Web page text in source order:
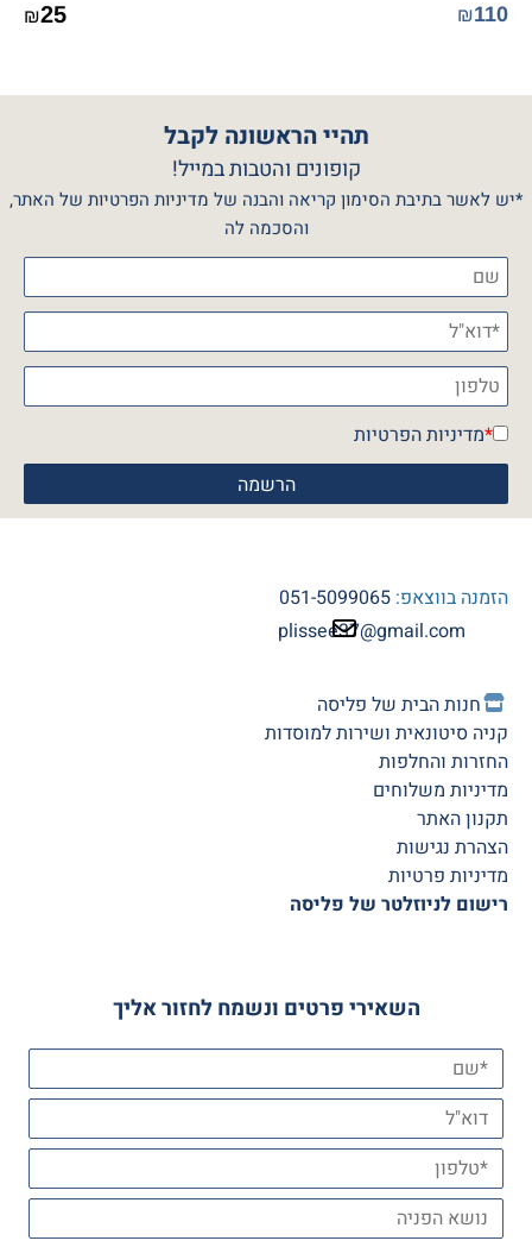
₪110
₪25
תהיי הראשונה לקבל
קופונים והטבות במייל!
*יש לאשר בתיבת הסימון קריאה והבנה של מדיניות הפרטיות של האתר,
והסכמה לה
*מדיניות הפרטיות
הזמנה בווצאפ: 051-5099065
plissee37@gmail.com
חנות הבית של פליסה
קניה סיטונאית ושירות למוסדות
החזרות והחלפות
מדיניות משלוחים
תקנון האתר
הצהרת נגישות
מדיניות פרטיות
רישום לניוזלטר של פליסה
השאירי פרטים ונשמח לחזור אליך